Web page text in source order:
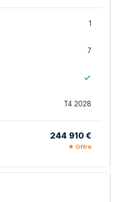
1
7
T4 2028
244 910 €
★ Offre